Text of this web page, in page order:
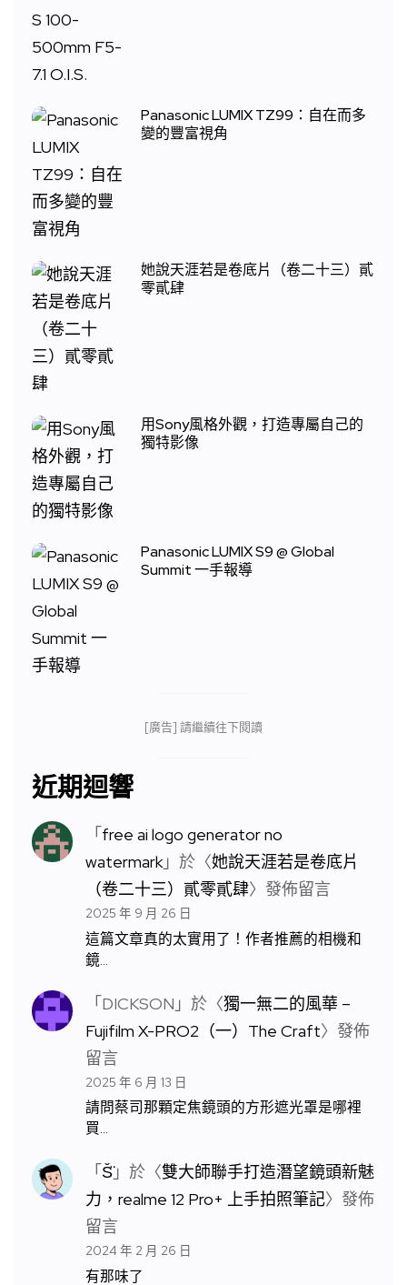
Panasonic LUMIX TZ99：自在而多
變的豐富視角
她說天涯若是卷底片（卷二十三）貳
零貳肆
用Sony風格外觀，打造專屬自己的
獨特影像
Panasonic LUMIX S9 @ Global
Summit 一手報導
[廣告] 請繼續往下閱讀
近期迴響
「free ai logo generator no
watermark」於〈她說天涯若是卷底片
（卷二十三）貳零貳肆〉發佈留言
2025 年 9 月 26 日
這篇文章真的太實用了！作者推薦的相機和
鏡…
「DICKSON 」於〈獨一無二的風華 –
Fujifilm X-PRO2（一）The Craft〉發佈
留言
2025 年 6 月 13 日
請問蔡司那顆定焦鏡頭的方形遮光罩是哪裡
買…
「S̆̈」於〈雙大師聯手打造潛望鏡頭新魅
力，realme 12 Pro+ 上手拍照筆記〉發佈
留言
2024 年 2 月 26 日
有那味了